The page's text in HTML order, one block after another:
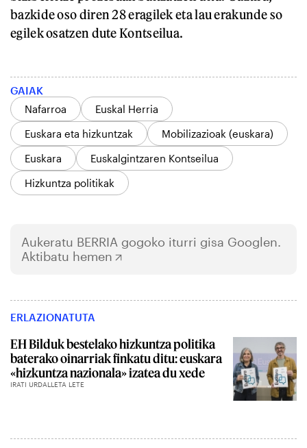
bazkide oso diren 28 eragilek eta lau erakunde so
egilek osatzen dute Kontseilua.
GAIAK
Nafarroa
Euskal Herria
Euskara eta hizkuntzak
Mobilizazioak (euskara)
Euskara
Euskalgintzaren Kontseilua
Hizkuntza politikak
Aukeratu BERRIA gogoko iturri gisa Googlen.
Aktibatu hemen
ERLAZIONATUTA
EH Bilduk bestelako hizkuntza politika
baterako oinarriak finkatu ditu: euskara
«hizkuntza nazionala» izatea du xede
IRATI URDALLETA LETE